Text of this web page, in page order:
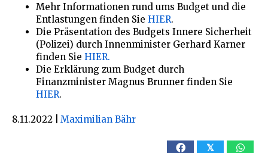
Mehr Informationen rund ums Budget und die
Entlastungen finden Sie HIER.
Die Präsentation des Budgets Innere Sicherheit
(Polizei) durch Innenminister Gerhard Karner
finden Sie HIER.
Die Erklärung zum Budget durch
Finanzminister Magnus Brunner finden Sie
HIER.
8.11.2022 Maximilian Bähr
𝕏